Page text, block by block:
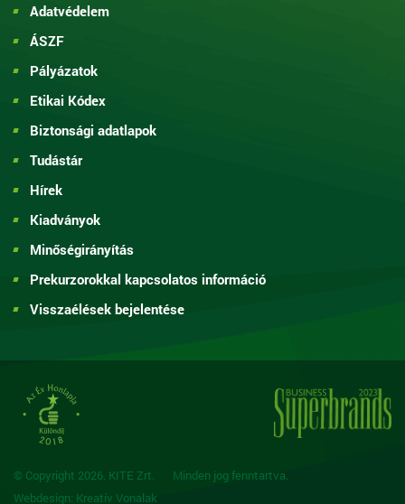
Adatvédelem
ÁSZF
Pályázatok
Etikai Kódex
Biztonsági adatlapok
Tudástár
Hírek
Kiadványok
Minőségirányítás
Prekurzorokkal kapcsolatos információ
Visszaélések bejelentése
© Copyright 2026. KITE Zrt.
Minden jog fenntartva.
Webdesign: Kreatív Vonalak